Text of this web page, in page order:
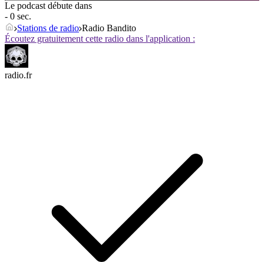
Le podcast débute dans
- 0 sec.
Stations de radio Radio Bandito
Écoutez gratuitement cette radio dans l'application :
radio.fr